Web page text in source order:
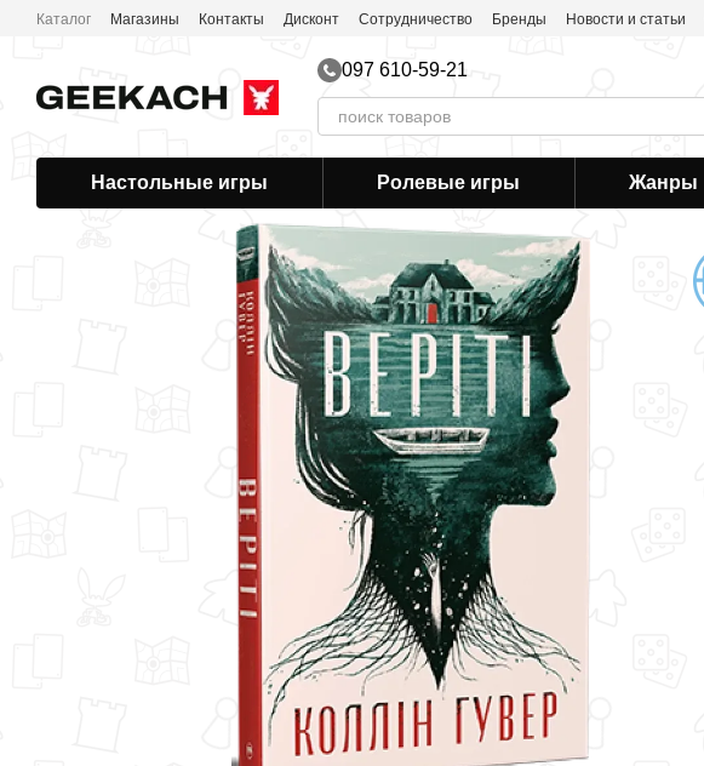
Перейти к основному контенту
Каталог Магазины Контакты Дисконт Сотрудничество Бренды Новости и статьи
097 610-59-21
Настольные игры Ролевые игры Жанры
Вместе дешевле